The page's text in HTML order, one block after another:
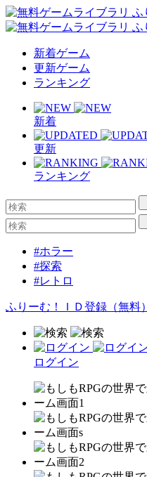
新着ゲーム
更新ゲーム
ランキング
新着
更新
ランキング
#ホラー
#探索
#レトロ
ふりーむ！ＩＤ登録（無料）
ログイン